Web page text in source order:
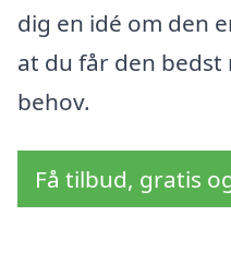
dig en idé om den
at du får den
behov.
Få tilbud, gratis